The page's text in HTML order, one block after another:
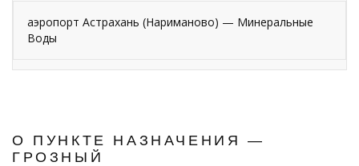
аэропорт Астрахань (Нариманово) — Минеральные
Воды
О ПУНКТЕ НАЗНАЧЕНИЯ —
ГРОЗНЫЙ